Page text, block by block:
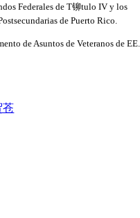
Federales de T铆tulo IV y los
de Puerto Rico.
de Asuntos de Veteranos de EE.
苍